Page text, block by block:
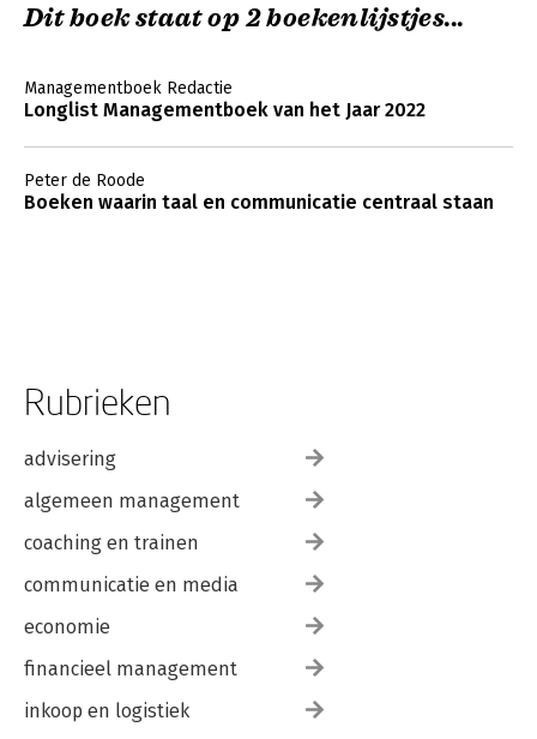
Dit boek staat op 2 boekenlijstjes...
Managementboek Redactie
Longlist Managementboek van het Jaar 2022
Peter de Roode
Boeken waarin taal en communicatie centraal staan
Rubrieken
advisering
algemeen management
coaching en trainen
communicatie en media
economie
financieel management
inkoop en logistiek